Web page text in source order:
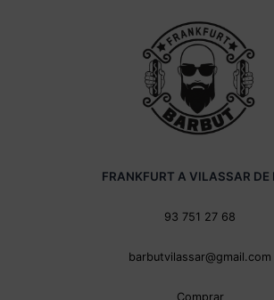
FRANKFURT A VILASSAR DE
93 751 27 68
barbutvilassar@gmail.com
Comprar